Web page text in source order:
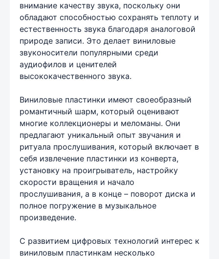
внимание качеству звука, поскольку они
обладают способностью сохранять теплоту и
естественность звука благодаря аналоговой
природе записи. Это делает виниловые
звуконосители популярными среди
аудиофилов и ценителей
высококачественного звука.
Виниловые пластинки имеют своеобразный
романтичный шарм, который оценивают
многие коллекционеры и меломаны. Они
предлагают уникальный опыт звучания и
ритуала прослушивания, который включает в
себя извлечение пластинки из конверта,
установку на проигрыватель, настройку
скорости вращения и начало
прослушивания, а в конце – поворот диска и
полное погружение в музыкальное
произведение.
С развитием цифровых технологий интерес к
виниловым пластинкам несколько